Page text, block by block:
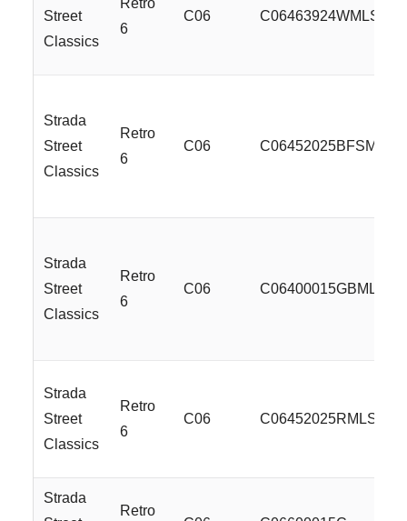
Street
Classics
6
C06 C06463924WMLSS
Strada
Street
Classics
Retro
6
C06 C06452025BFSMLSS
Strada
Street
Classics
Retro
6
C06 C06400015GBMLR
Strada
Street
Classics
Retro
6
C06 C06452025RMLSS
Strada
Retro